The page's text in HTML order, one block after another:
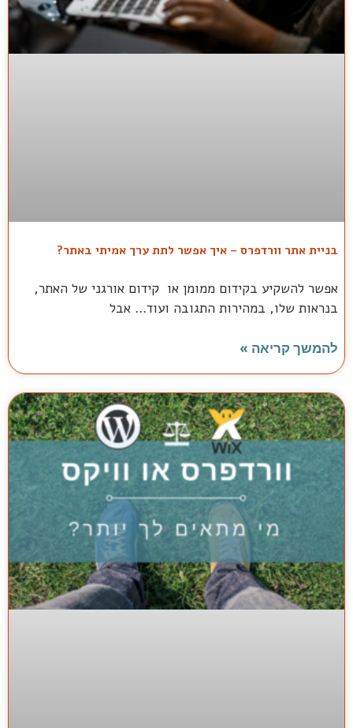
בניית אתר וורדפרס – איך אפשר לתת ערך אמיתי באתר?
אפשר להשקיע בקידום ממומן או קידום אורגני של האתר,
בנראות שלו, במהירות התגובה ועוד… אבל
להמשך קריאה »